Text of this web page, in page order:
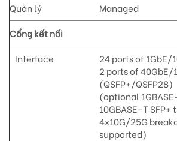
Quản lý
Managed
Cổng kết nối
Interface
24 ports of 1GbE/
2 ports of 40GbE/
(QSFP+/QSFP28)
(optional
10GBASE-T
4x10G/25G
supported)